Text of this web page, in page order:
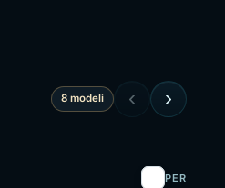
8 modeli ‹ ›
PERFECT